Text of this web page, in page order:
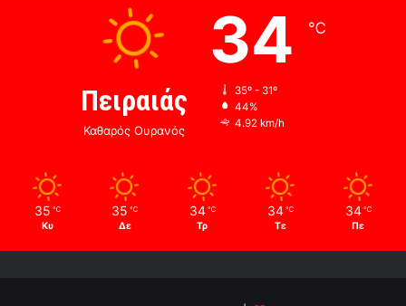
Πειραιάς
Καθαρός Ουρανός
34 ℃
35º - 31º
44%
4.92 km/h
35 ℃
Κυ
35 ℃
Δε
34 ℃
Τρ
34 ℃
Τε
34 ℃
Πε